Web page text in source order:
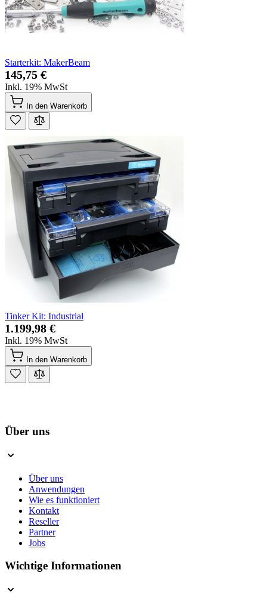
Starterkit: MakerBeam
145,75 €
Inkl. 19% MwSt
In den Warenkorb
Tinker Kit: Industrial
1.199,98 €
Inkl. 19% MwSt
In den Warenkorb
Über uns
Über uns
Anwendungen
Wie es funktioniert
Kontakt
Reseller
Partner
Jobs
Wichtige Informationen